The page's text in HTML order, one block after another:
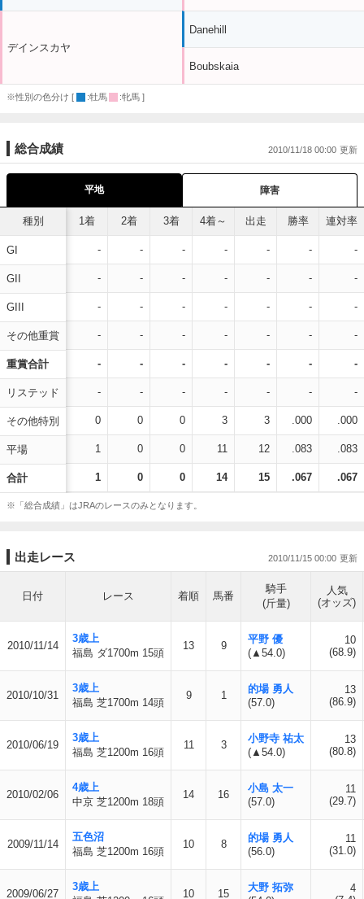
デインスカヤ
Danehill
Boubskaia
※性別の色分け [ :牡馬 :牝馬 ]
総合成績 2010/11/18 00:00
平地 障害
種別
GI
GII
GIII
その他重賞
重賞合計
リステッド
その他特別
平場
合計
1着 2着 3着 4着～ 出走 勝率 連対率
- - - - - - -
- - - - - - -
- - - - - - -
- - - - - - -
- - - - - - -
- - - - - - -
0 0 0 3 3 .000 .000
1 0 0 11 12 .083 .083
1 0 0 14 15 .067 .067
※「総合成績」はJRAのレースのみとなります。
出走レース 2010/11/15 00:00
日付 レース 着順 馬番
騎手
(斤量)
人気
(オッズ)
2010/11/14
3歳上
福島 ダ1700m 15頭
13 9
平野 優
(▲54.0)
10
(68.9)
2010/10/31
3歳上
福島 芝1700m 14頭
9 1
的場 勇人
(57.0)
13
(86.9)
2010/06/19
3歳上
福島 芝1200m 16頭
11 3
小野寺 祐太
(▲54.0)
13
(80.8)
2010/02/06
4歳上
中京 芝1200m 18頭
14 16
小島 太一
(57.0)
11
(29.7)
2009/11/14
五色沼
福島 芝1200m 16頭
10 8
的場 勇人
(56.0)
11
(31.0)
2009/06/27
3歳上
10 15
大野 拓弥
4